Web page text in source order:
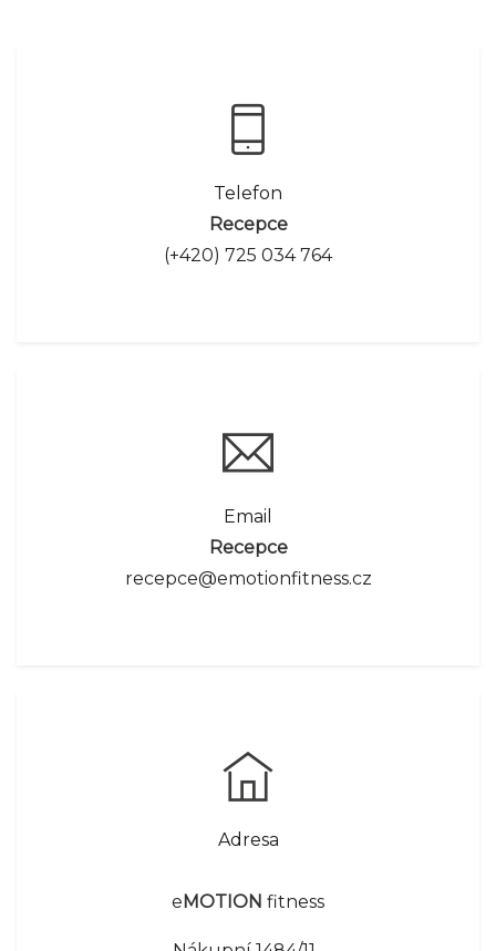
Telefon
Recepce
(+420) 725 034 764
Email
Recepce
recepce@emotionfitness.cz
Adresa
eMOTION fitness